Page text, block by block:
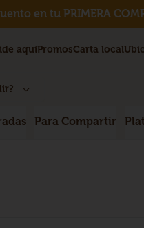
en tu PRIMERA
aquíPromosCarta local
Para Compartir